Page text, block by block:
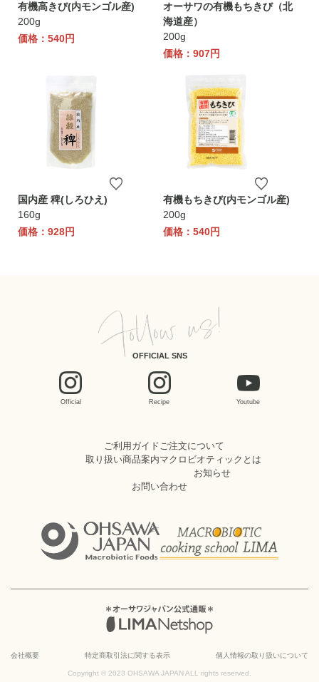
有機高きび(内モンゴル産)
200g
価格：540円
オーサワの有機もちきび（北
海道産）
200g
価格：907円
国内産 稗(しろひえ)
160g
価格：928円
有機もちきび(内モンゴル産)
200g
価格：540円
OFFICIAL SNS
Official Recipe Youtube
ご利用ガイドご注文について
取り扱い商品案内マクロビオティックとは
お知らせ
お問い合わせ
会社概要 特定商取引法に関する表示 個人情報の取り扱いについて
Copyright © 2023 OHSAWA JAPAN ALL rights reserved.